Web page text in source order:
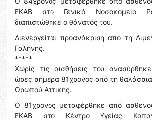
ΕΚΑΒ στο Γενικό Νοσοκομείο
διαπιστώθηκε ο θάνατός του.
Διενεργείται προανάκριση από τη
Γαλήνης.
*****
Χωρίς τις αισθήσεις του
ώρες σήμερα 81χρονος από τη
Ωρωπού Αττικής.
Ο 81χρονος μεταφέρθηκε από
ΕΚΑΒ στο Κέντρο Υγείας